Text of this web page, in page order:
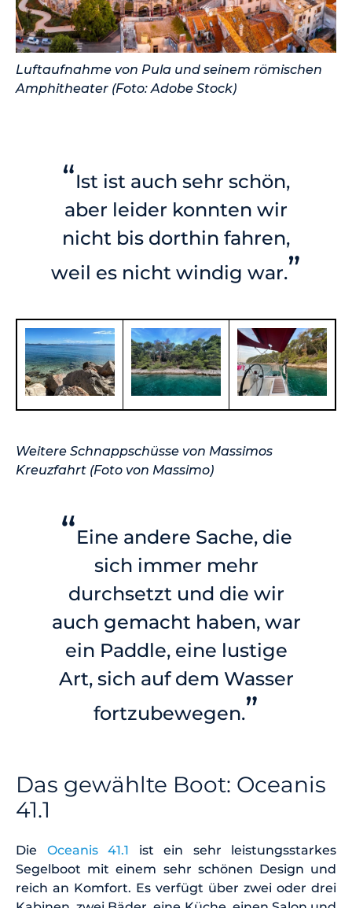
Luftaufnahme von Pula und seinem römischen
Amphitheater (Foto: Adobe Stock)
“Ist ist auch sehr schön,
aber leider konnten wir
nicht bis dorthin fahren,
weil es nicht windig war.”
Weitere Schnappschüsse von Massimos
Kreuzfahrt (Foto von Massimo)
“Eine andere Sache, die
sich immer mehr
durchsetzt und die wir
auch gemacht haben, war
ein Paddle, eine lustige
Art, sich auf dem Wasser
fortzubewegen.”
Das gewählte Boot: Oceanis
41.1
Die Oceanis 41.1 ist ein sehr leistungsstarkes
Segelboot mit einem sehr schönen Design und
reich an Komfort. Es verfügt über zwei oder drei